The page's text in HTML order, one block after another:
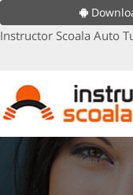
Instructor Scoala Auto